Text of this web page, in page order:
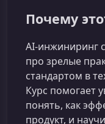
Почему
AI-инжиниринг
про зрелые
стандартом в
Курс помогает
понять, как
продукт, и